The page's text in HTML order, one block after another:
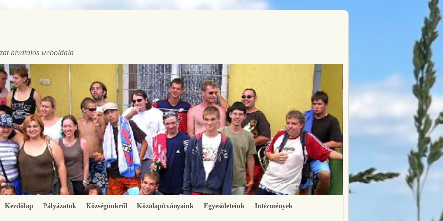
hivatalos weboldala
Kezdőlap Pályázatok Községünkről Közalapítványaink Egyesületeink Intézmények